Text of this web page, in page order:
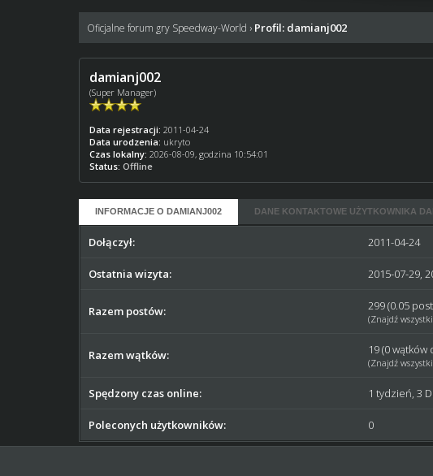
Oficjalne forum gry Speedway-World › Profil: damianj002
damianj002
(Super Manager)
Data rejestracji: 2011-04-24
Data urodzenia: ukryto
Czas lokalny: 2026-08-09, godzina 10:54:01
Status: Offline
INFORMACJE O DAMIANJ002 DANE KONTAKTOWE UŻYTKOWNIKA
Dołączył: 2011-04-24
Ostatnia wizyta: 2015-07-29,
Razem postów: 299 (0.05
(Znajdź
Razem wątków: 19 (0
(Znajdź
Spędzony czas online: 1 tydzień, 3
Poleconych użytkowników: 0